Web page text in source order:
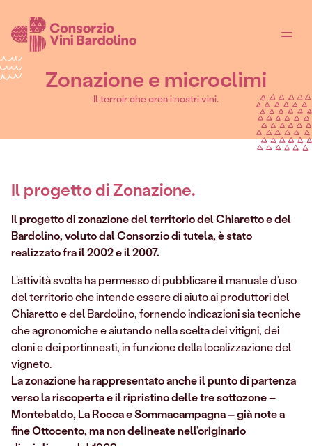
Zonazione e microclimi
Il terroir che crea i nostri vini.
Il progetto di Zonazione.
Il progetto di zonazione del territorio del Chiaretto e del
Bardolino, voluto dal Consorzio di tutela, è stato
realizzato fra il 2002 e il 2007.
L’attività svolta ha permesso di pubblicare il manuale d’uso
del territorio che intende essere di aiuto ai produttori del
Chiaretto e del Bardolino, fornendo indicazioni sia tecniche
che agronomiche e aiutando nella scelta dei vitigni, dei
cloni e dei portinnesti, in funzione della localizzazione del
vigneto.
La zonazione ha rappresentato anche il punto di partenza
verso la riscoperta e il ripristino delle tre sottozone –
Montebaldo, La Rocca e Sommacampagna – già note a
fine Ottocento, ma non delineate nell’originario